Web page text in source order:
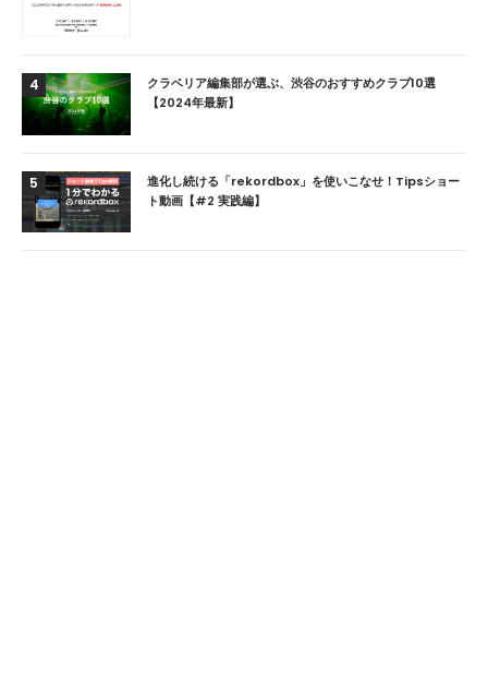
4
クラベリア編集部が選ぶ、渋谷のおすすめクラブ10選
【2024年最新】
5
進化し続ける「rekordbox」を使いこなせ！Tipsショー
ト動画【#2 実践編】